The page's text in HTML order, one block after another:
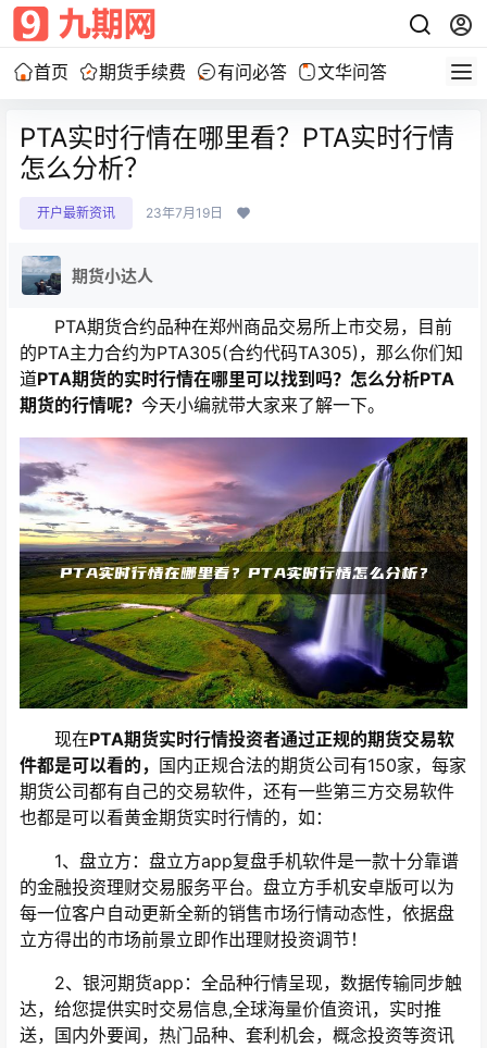
首页 期货手续费 有问必答 文华问答
PTA实时行情在哪里看？PTA实时行情
怎么分析？
开户最新资讯 23年7月19日
期货小达人
PTA期货合约品种在郑州商品交易所上市交易，目前
的PTA主力合约为PTA305(合约代码TA305)，那么你们知
道PTA期货的实时行情在哪里可以找到吗？怎么分析PTA
期货的行情呢？ 今天小编就带大家来了解一下。
现在PTA期货实时行情投资者通过正规的期货交易软
件都是可以看的， 国内正规合法的期货公司有150家，每家
期货公司都有自己的交易软件，还有一些第三方交易软件
也都是可以看黄金期货实时行情的，如：
1、盘立方：盘立方app复盘手机软件是一款十分靠谱
的金融投资理财交易服务平台。盘立方手机安卓版可以为
每一位客户自动更新全新的销售市场行情动态性，依据盘
立方得出的市场前景立即作出理财投资调节！
2、银河期货app：全品种行情呈现，数据传输同步触
达，给您提供实时交易信息,全球海量价值资讯，实时推
送，国内外要闻，热门品种、套利机会，概念投资等资讯